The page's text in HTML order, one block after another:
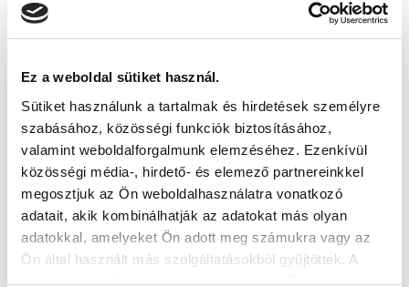
Ez a weboldal sütiket használ.
Sütiket használunk a tartalmak és hirdetések személyre
szabásához, közösségi funkciók biztosításához,
valamint weboldalforgalmunk elemzéséhez. Ezenkívül
közösségi média-, hirdető- és elemező partnereinkkel
megosztjuk az Ön weboldalhasználatra vonatkozó
adatait, akik kombinálhatják az adatokat más olyan
adatokkal, amelyeket Ön adott meg számukra vagy az
Ön által használt más szolgáltatásokból gyűjtöttek. A
weboldalon való böngészés folytatásával Ön hozzájárul a
2026-08-09 17:30
SÁNDOR KÁROLY LABDARÚGÓ AKADÉMIA
MTK BUDAPEST II
VS
SZEKSZÁRDI UFC
MTK BUDAPEST HÍRLEVÉL